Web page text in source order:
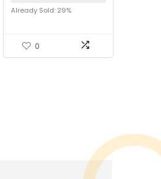
Remover Gebruikelijke
Auto Schoonmakende
Already Sold: 29%
0